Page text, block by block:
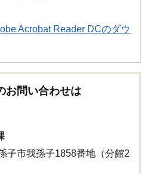
Acrobat Reader DCのダウ
お問い合わせは
市我孫子1858番地（分館2